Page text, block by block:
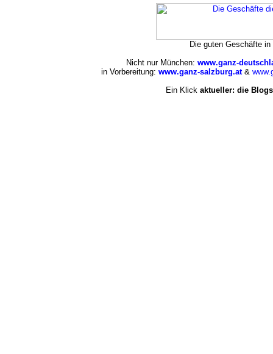
Die guten Geschäfte
Nicht nur München: www.ganz-
in Vorbereitung: www.ganz-salzburg.at&
Ein Klick aktueller: die Blogs